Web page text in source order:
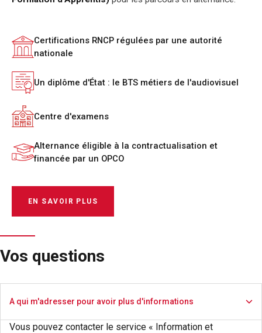
Certifications RNCP régulées par une autorité
nationale
Un diplôme d'État : le BTS métiers de l'audiovisuel
Centre d'examens
Alternance éligible à la contractualisation et
financée par un OPCO
EN SAVOIR PLUS
Vos questions
A qui m'adresser pour avoir plus d'informations
Vous pouvez contacter le service « Information et